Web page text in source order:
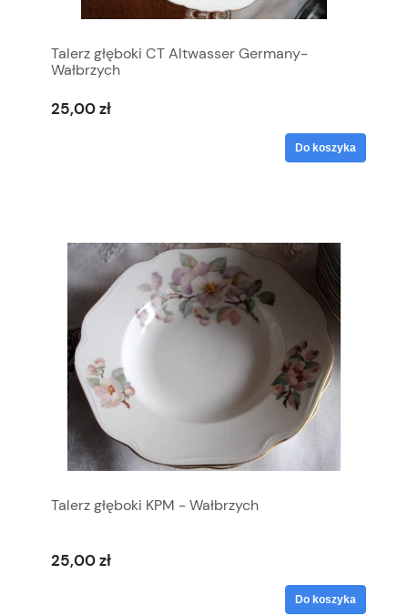
Talerz głęboki CT Altwasser Germany-
Wałbrzych
25,00 zł
Do koszyka
Talerz głęboki KPM - Wałbrzych
25,00 zł
Do koszyka